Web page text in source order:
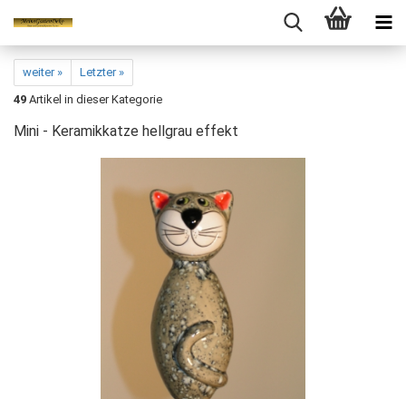
weiter »
Letzter »
49 Artikel in dieser Kategorie
Mini - Keramikkatze hellgrau effekt